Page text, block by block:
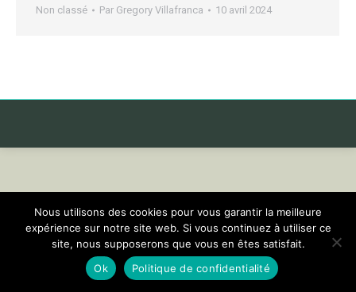
Non classé Par Gregory Villafranca 10 avril 2024
Nous utilisons des cookies pour vous garantir la meilleure
expérience sur notre site web. Si vous continuez à utiliser ce
site, nous supposerons que vous en êtes satisfait.
Ok
Politique de confidentialité